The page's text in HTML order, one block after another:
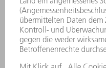
SICHERHEITSDATENBLÄTTER
PRODUKTE
MASCHINEN & SYSTEME
LASER
LEISTUNGSELEKTRONIK
ELEKTROWERKZEUGE
SMART FACTORY